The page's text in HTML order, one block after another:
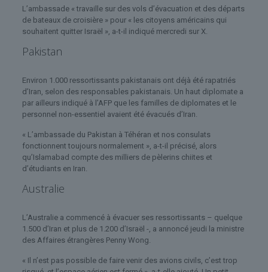
L’ambassade « travaille sur des vols d’évacuation et des départs
de bateaux de croisière » pour « les citoyens américains qui
souhaitent quitter Israël », a-t-il indiqué mercredi sur X.
Pakistan
Environ 1.000 ressortissants pakistanais ont déjà été rapatriés
d’Iran, selon des responsables pakistanais. Un haut diplomate a
par ailleurs indiqué à l’AFP que les familles de diplomates et le
personnel non-essentiel avaient été évacués d’Iran.
« L’ambassade du Pakistan à Téhéran et nos consulats
fonctionnent toujours normalement », a-t-il précisé, alors
qu’Islamabad compte des milliers de pèlerins chiites et
d’étudiants en Iran.
Australie
L’Australie a commencé à évacuer ses ressortissants – quelque
1.500 d’Iran et plus de 1.200 d’Israël -, a annoncé jeudi la ministre
des Affaires étrangères Penny Wong.
« Il n’est pas possible de faire venir des avions civils, c’est trop